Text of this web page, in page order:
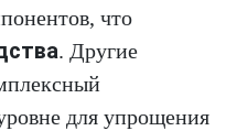
что
. Другие
для упрощения